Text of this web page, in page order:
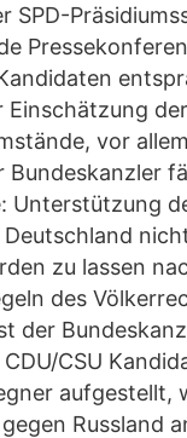
SPD-
Einschätzung
vor
Bundeskanzler
Unterstützung
zu lassen
des
der
CSU
aufgestellt,
gegen Russland